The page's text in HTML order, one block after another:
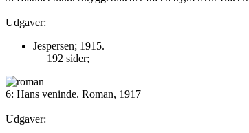
Udgaver:
Jespersen; 1915.
192 sider;
6: Hans veninde. Roman, 1917
Udgaver: